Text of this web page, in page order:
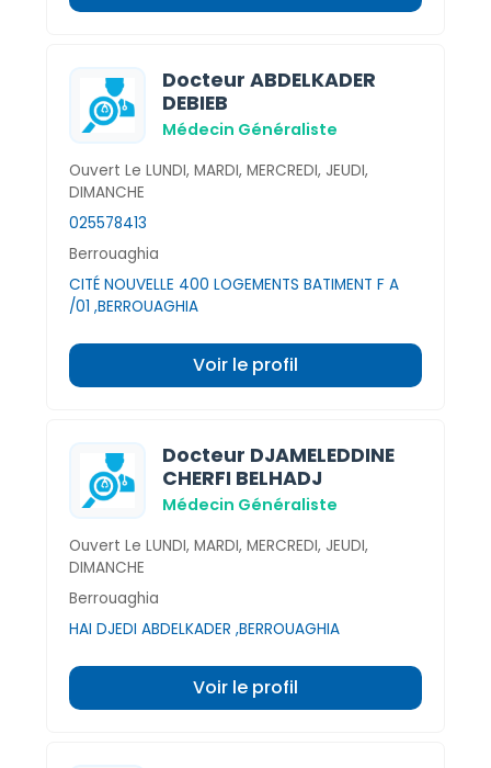
Docteur ABDELKADER
DEBIEB
Médecin Généraliste
Ouvert Le LUNDI, MARDI, MERCREDI, JEUDI,
DIMANCHE
025578413
Berrouaghia
CITÉ NOUVELLE 400 LOGEMENTS BATIMENT F A
/01 ,BERROUAGHIA
Voir le profil
Docteur DJAMELEDDINE
CHERFI BELHADJ
Médecin Généraliste
Ouvert Le LUNDI, MARDI, MERCREDI, JEUDI,
DIMANCHE
Berrouaghia
HAI DJEDI ABDELKADER ,BERROUAGHIA
Voir le profil